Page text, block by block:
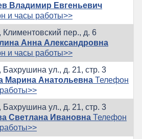
Владимир Евгеньевич
и часы работы>>
Климентовский пер., д. 6
Анна Александровна
и часы работы>>
Бахрушина ул., д. 21, стр. 3
Марина Анатольевна Телефон
Бахрушина ул., д. 21, стр. 3
Светлана Ивановна Телефон